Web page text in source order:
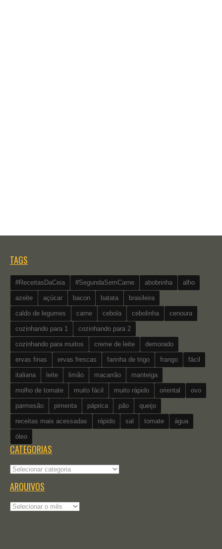
TAGS
#ReceitasDaCeia #SegundaSemCarne abobrinha alho
azeite açúcar bacon batata brasileira
caldo de legumes carne cebola cebolinha cenoura
cozinhando para 1 cozinhando para 2
cozinhando para muitos creme de leite demorado
ervas finas ervas frescas farinha de trigo frango fácil
italiana leite limão macarrão manteiga
molho de tomate muito fácil muito rápido oriental ovo
parmesão pimenta páprica pão queijo
receitas mais acessadas rápido sal tomate água
óleo
CATEGORIAS
Categorias
ARQUIVOS
Arquivos